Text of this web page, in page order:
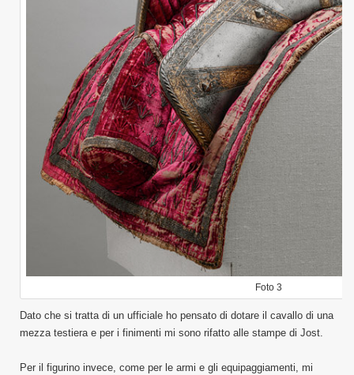
Foto 3
Dato che si tratta di un ufficiale ho pensato di dotare il cavallo di una
mezza testiera e per i finimenti mi sono rifatto alle stampe di Jost.
Per il figurino invece, come per le armi e gli equipaggiamenti, mi